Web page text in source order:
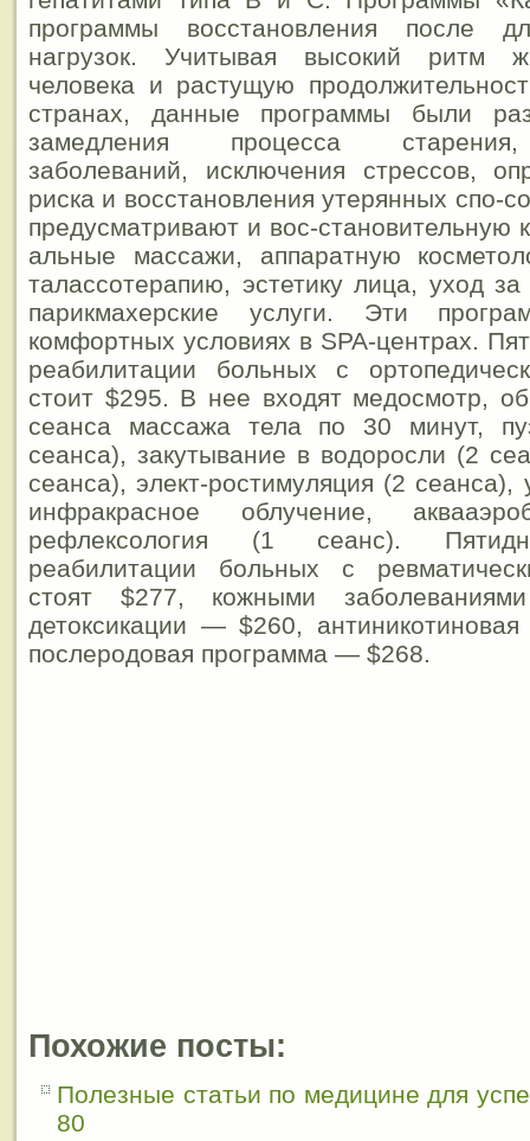
программы восстановления после
нагрузок. Учитывая высокий ритм
человека и растущую
странах, данные программы были
замедления процесса старения,
заболеваний, исключения стрессов,
риска и восстановления утерянных спо-
предусматривают и вос-становительную
альные массажи, аппаратную
талассотерапию, эстетику лица, уход
парикмахерские услуги. Эти
комфортных условиях в SPA-центрах.
реабилитации больных с
стоит $295. В нее входят медосмотр,
сеанса массажа тела по 30 минут,
сеанса), закутывание в водоросли (2
сеанса), элект-ростимуляция (2 сеанса),
инфракрасное облучение,
рефлексология (1 сеанс).
реабилитации больных с
стоят $277, кожными
детоксикации — $260,
послеродовая программа — $268.
Похожие посты:
Полезные статьи по медицине для
80